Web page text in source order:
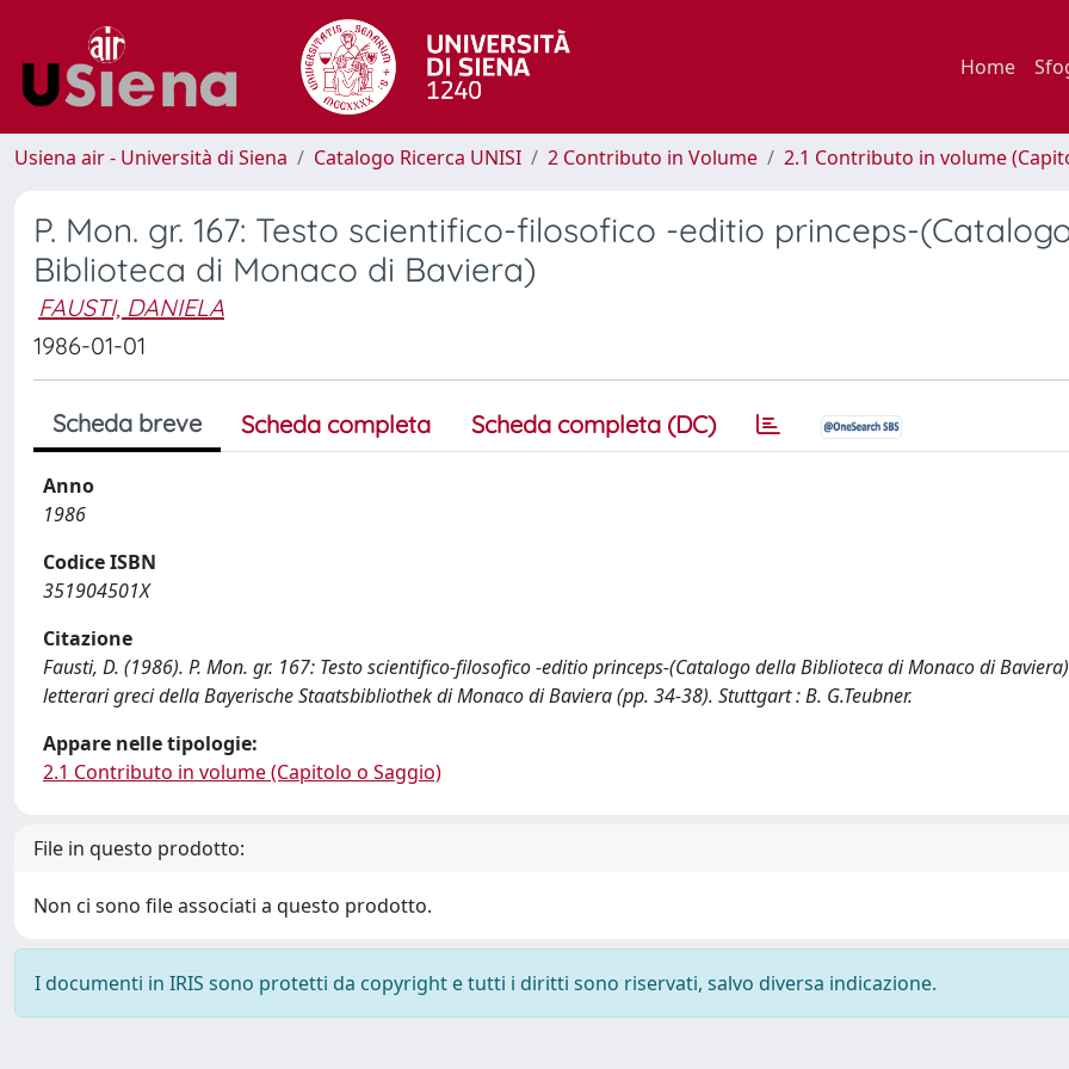
Home
Usiena air - Università di Siena Catalogo Ricerca UNISI 2 Contributo in Volume 2.1 Contributo in volume
P. Mon. gr. 167: Testo scientifico-filosofico -editio princeps-
Biblioteca di Monaco di Baviera)
FAUSTI, DANIELA
1986-01-01
Scheda breve Scheda completa Scheda completa (DC)
Anno
1986
Codice ISBN
351904501X
Citazione
Fausti, D. (1986). P. Mon. gr. 167: Testo scientifico-filosofico -editio princeps-(Catalogo della Biblioteca di Monaco di
letterari greci della Bayerische Staatsbibliothek di Monaco di Baviera (pp. 34-38). Stuttgart : B. G.Teubner.
Appare nelle tipologie:
2.1 Contributo in volume (Capitolo o Saggio)
File in questo prodotto:
Non ci sono file associati a questo prodotto.
I documenti in IRIS sono protetti da copyright e tutti i diritti sono riservati, salvo diversa indicazione.